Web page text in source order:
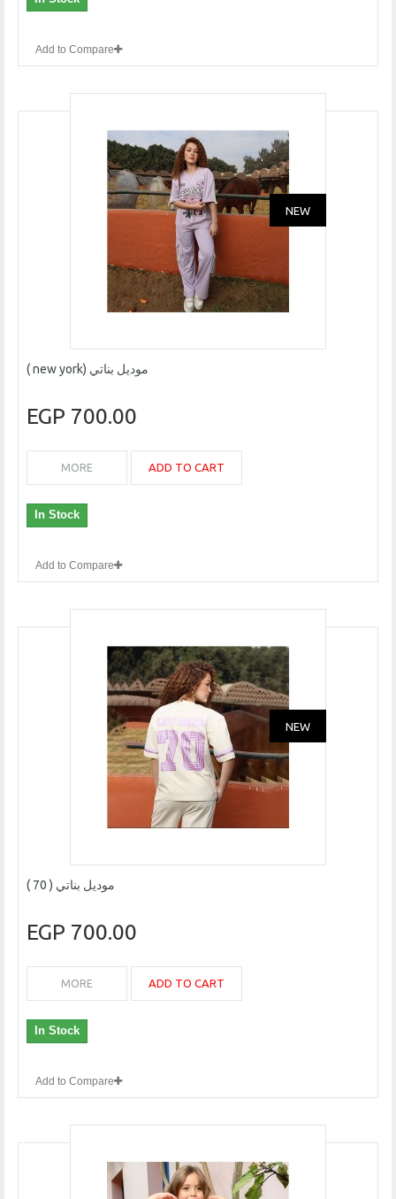
Add to Compare
NEW
موديل بناتي (new york )
700.00 EGP
ADD TO CART
MORE
In Stock
Add to Compare
NEW
موديل بناتي ( 70 )
700.00 EGP
ADD TO CART
MORE
In Stock
Add to Compare